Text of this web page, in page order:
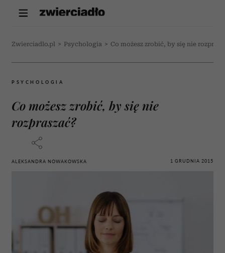
Zwierciadlo.pl > Psychologia > Co możesz zrobić, by się nie
PSYCHOLOGIA
Co możesz zrobić, by się nie
rozpraszać?
ALEKSANDRA NOWAKOWSKA 1 GRUDNIA 2015